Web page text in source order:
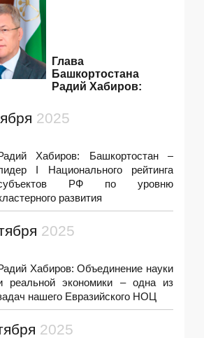
Глава
Башкортостана
Радий Хабиров:
2025
Хабиров: Башкортостан –
I Национального рейтинга
РФ по уровню
развития
2025
Хабиров: Объединение науки
реальной экономики – одна из
нашего Евразийского НОЦ
2025